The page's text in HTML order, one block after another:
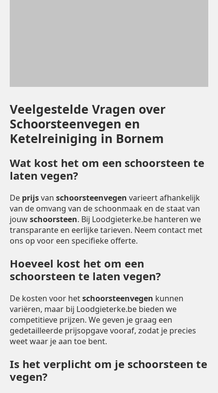
Veelgestelde Vragen over
Schoorsteenvegen en
Ketelreiniging in Bornem
Wat kost het om een schoorsteen te
laten vegen?
De prijsvan schoorsteenvegen varieert afhankelijk
van de omvang van de schoonmaak en de staat van
jouwschoorsteen. Bij Loodgieterke.be hanteren we
transparante en eerlijke tarieven. Neem contact met
ons op voor een specifieke offerte.
Hoeveel kost het om een
schoorsteen te laten vegen?
De kosten voor hetschoorsteenvegen kunnen
variëren, maar bij Loodgieterke.be bieden we
competitieve prijzen. We geven je graag een
gedetailleerde prijsopgave vooraf, zodat je precies
weet waar je aan toe bent.
Is het verplicht om je schoorsteen te
vegen?